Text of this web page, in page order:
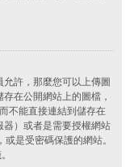
許，那麼您可以上傳圖
在公開網站上的圖檔，
不能直接連結到儲存在
）或者是需要授權網站
是受密碼保護的網站。